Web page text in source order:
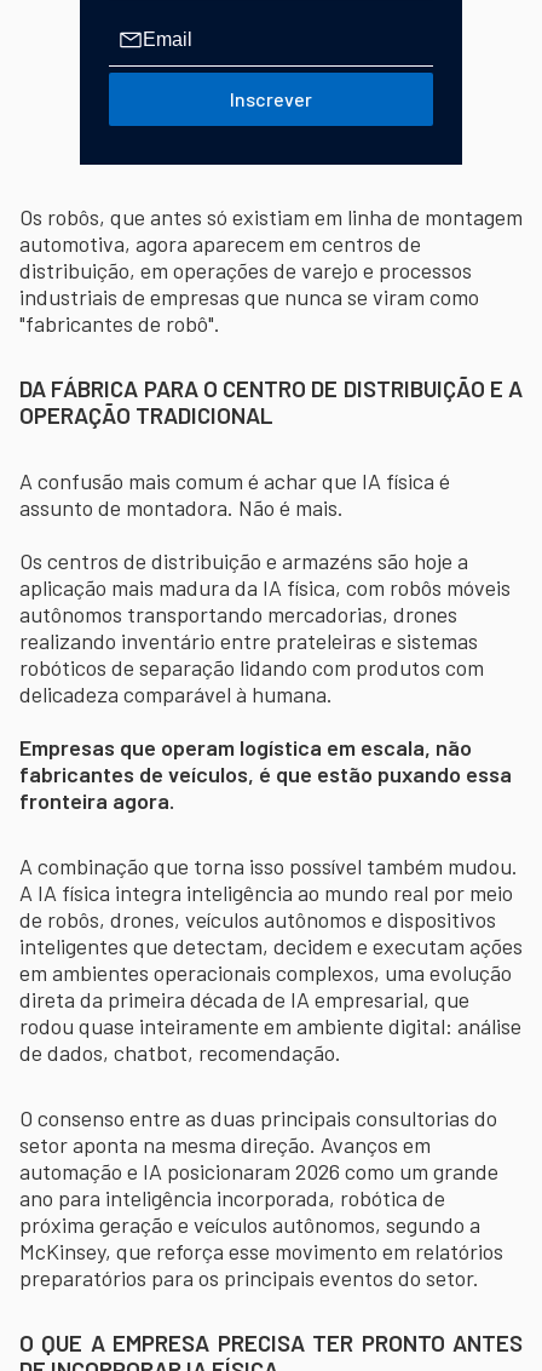
Inscrever
Os robôs, que antes só existiam em linha de montagem
automotiva, agora aparecem em centros de
distribuição, em operações de varejo e processos
industriais de empresas que nunca se viram como
"fabricantes de robô".
DA FÁBRICA PARA O CENTRO DE DISTRIBUIÇÃO E A
OPERAÇÃO TRADICIONAL
A confusão mais comum é achar que IA física é
assunto de montadora. Não é mais.
Os centros de distribuição e armazéns são hoje a
aplicação mais madura da IA física, com robôs móveis
autônomos transportando mercadorias, drones
realizando inventário entre prateleiras e sistemas
robóticos de separação lidando com produtos com
delicadeza comparável à humana.
Empresas que operam logística em escala, não
fabricantes de veículos, é que estão puxando essa
fronteira agora.
A combinação que torna isso possível também mudou.
A IA física integra inteligência ao mundo real por meio
de robôs, drones, veículos autônomos e dispositivos
inteligentes que detectam, decidem e executam ações
em ambientes operacionais complexos, uma evolução
direta da primeira década de IA empresarial, que
rodou quase inteiramente em ambiente digital: análise
de dados, chatbot, recomendação.
O consenso entre as duas principais consultorias do
setor aponta na mesma direção. Avanços em
automação e IA posicionaram 2026 como um grande
ano para inteligência incorporada, robótica de
próxima geração e veículos autônomos, segundo a
McKinsey, que reforça esse movimento em relatórios
preparatórios para os principais eventos do setor.
O QUE A EMPRESA PRECISA TER PRONTO ANTES